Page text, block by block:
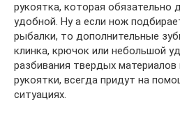
рукоятка, которая обязательно
удобной. Ну а если нож
рыбалки, то дополнительные
клинка, крючок или небольшой
разбивания твердых
рукоятки, всегда придут на
ситуациях.